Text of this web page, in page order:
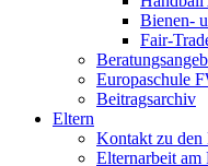
Bienen-
Fair-
Europaschule
Beitragsarchiv
Eltern
Kontakt zu den
Elternarbeit am